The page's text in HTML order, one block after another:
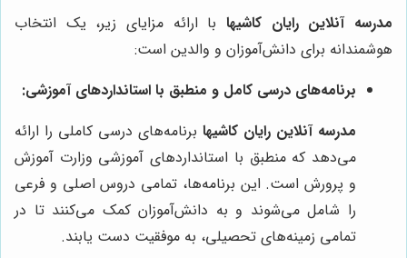
مدرسه آنلاین رایان کاشیها با ارائه مزایای زیر، یک انتخاب
هوشمندانه برای دانش‌آموزان و والدین است:
برنامه‌های درسی کامل و منطبق با استانداردهای آموزشی:
مدرسه آنلاین رایان کاشیها برنامه‌های درسی کاملی را ارائه
می‌دهد که منطبق با استانداردهای آموزشی وزارت آموزش
و پرورش است. این برنامه‌ها، تمامی دروس اصلی و فرعی
را شامل می‌شوند و به دانش‌آموزان کمک می‌کنند تا در
تمامی زمینه‌های تحصیلی، به موفقیت دست یابند.